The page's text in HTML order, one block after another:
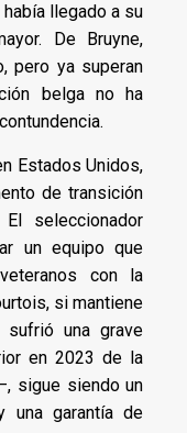
llegado a su
De Bruyne,
pero ya superan
belga no ha
Estados Unidos,
de transición
seleccionador
un equipo que
con la
si mantiene
una grave
en 2023 de la
sigue siendo un
una garantía de